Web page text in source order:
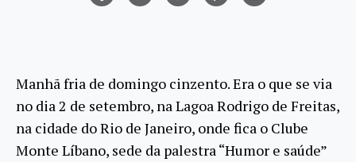
Manhã fria de domingo cinzento. Era o que se via
no dia 2 de setembro, na Lagoa Rodrigo de Freitas,
na cidade do Rio de Janeiro, onde fica o Clube
Monte Líbano, sede da palestra “Humor e saúde”